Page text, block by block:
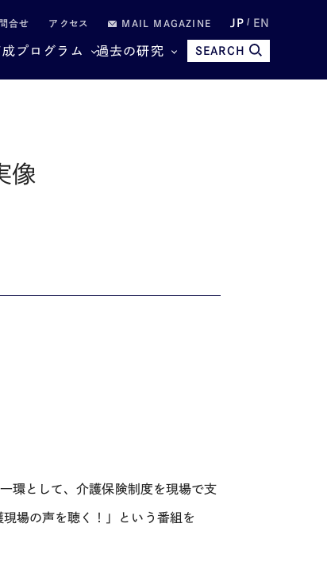
合せ アクセス MAIL MAGAZINE JP EN
成プログラム 過去の研究 SEARCH
像
環として、介護保険制度を現場で支
場の声を聴く！」という番組を